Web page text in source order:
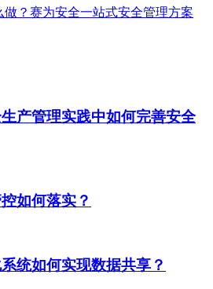
？赛为安全一站式安全管理方案
产管理实践中如何完善安全
如何落实？
统如何实现数据共享？